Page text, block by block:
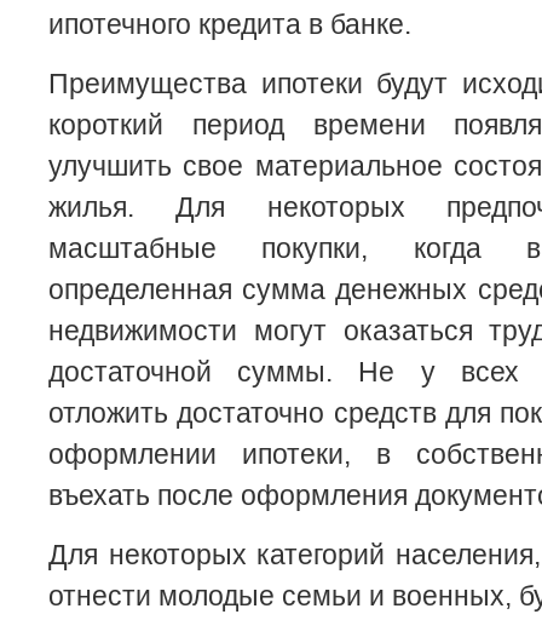
ипотечного кредита в банке.
Преимущества ипотеки будут
короткий период времени
улучшить свое материальное
жилья. Для некоторых
масштабные покупки, когда
определенная сумма денежных
недвижимости могут оказаться
достаточной суммы. Не у всех
отложить достаточно средств для
оформлении ипотеки, в
въехать после оформления
Для некоторых категорий
отнести молодые семьи и военных,